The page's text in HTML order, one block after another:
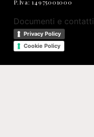
P.Iva: 14975001000
Documenti e contatti
Privacy Policy
Cookie Policy